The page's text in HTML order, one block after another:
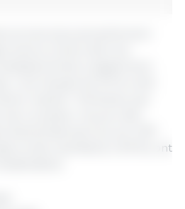
et services actuellement
(c'est à dire les
a également
Une hausse de 30 % a été
"panier" d'intrants, par
de ce panier, les prix des
d'amendement du sol (+87
et des lubrifiants (+59 %) ont